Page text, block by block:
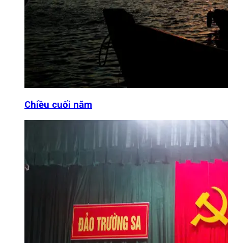
Chiều cuối năm